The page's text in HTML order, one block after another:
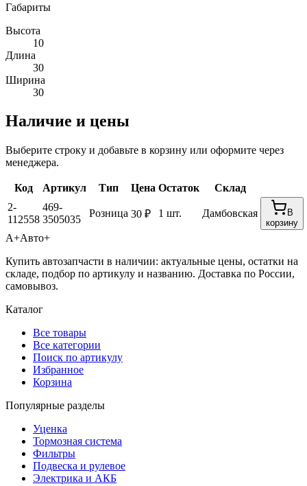
Габариты
Высота
10
Длина
30
Ширина
30
Наличие и цены
Выберите строку и добавьте в корзину или оформите через
менеджера.
Код Артикул Тип Цена Остаток
Склад
2-
112558
469-
3505035
Розница 30 ₽ 1 шт. Дамбовская
В
корзину
А+Авто+
Купить автозапчасти в наличии: актуальные цены, остатки на
складе, подбор по артикулу и названию. Доставка по России,
самовывоз.
Каталог
Все товары
Все категории
Поиск по артикулу
Избранное
Корзина
Популярные разделы
Уценка
Тормозная система
Фильтры
Подвеска и рулевое
Электрика и АКБ